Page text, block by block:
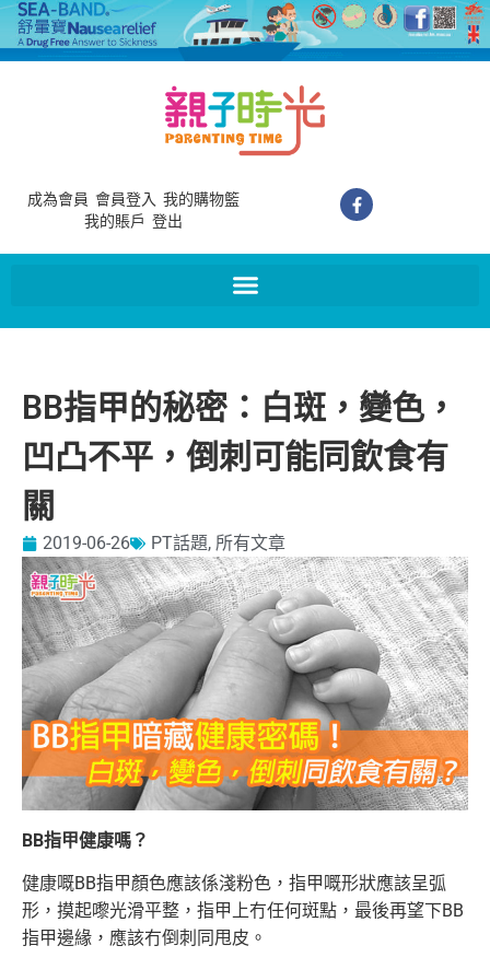
成為會員 會員登入 我的購物籃
我的賬戶 登出
BB指甲的秘密：白斑，變色，
凹凸不平，倒刺可能同飲食有
關
2019-06-26 PT話題, 所有文章
BB指甲健康嗎？
健康嘅BB指甲顏色應該係淺粉色，指甲嘅形狀應該呈弧
形，摸起嚟光滑平整，指甲上冇任何斑點，最後再望下BB
指甲邊緣，應該冇倒刺同甩皮。